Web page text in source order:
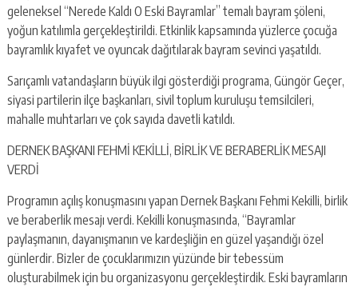
geleneksel “Nerede Kaldı O Eski Bayramlar” temalı bayram şöleni,
yoğun katılımla gerçekleştirildi. Etkinlik kapsamında yüzlerce çocuğa
bayramlık kıyafet ve oyuncak dağıtılarak bayram sevinci yaşatıldı.
Sarıçamlı vatandaşların büyük ilgi gösterdiği programa, Güngör Geçer,
siyasi partilerin ilçe başkanları, sivil toplum kuruluşu temsilcileri,
mahalle muhtarları ve çok sayıda davetli katıldı.
DERNEK BAŞKANI FEHMİ KEKİLLİ, BİRLİK VE BERABERLİK MESAJI
VERDİ
Programın açılış konuşmasını yapan Dernek Başkanı Fehmi Kekilli, birlik
ve beraberlik mesajı verdi. Kekilli konuşmasında, “Bayramlar
paylaşmanın, dayanışmanın ve kardeşliğin en güzel yaşandığı özel
günlerdir. Bizler de çocuklarımızın yüzünde bir tebessüm
oluşturabilmek için bu organizasyonu gerçekleştirdik. Eski bayramların